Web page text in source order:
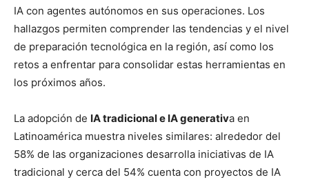
IA con agentes autónomos en sus operaciones. Los
hallazgos permiten comprender las tendencias y el nivel
de preparación tecnológica en la región, así como los
retos a enfrentar para consolidar estas herramientas en
los próximos años.
La adopción de IA tradicional e IA generativa en
Latinoamérica muestra niveles similares: alrededor del
58% de las organizaciones desarrolla iniciativas de IA
tradicional y cerca del 54% cuenta con proyectos de IA